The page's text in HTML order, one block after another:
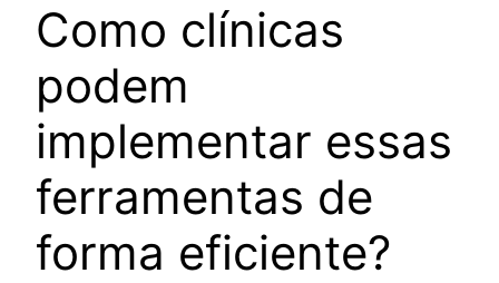
Como clínicas
podem
implementar essas
ferramentas de
forma eficiente?